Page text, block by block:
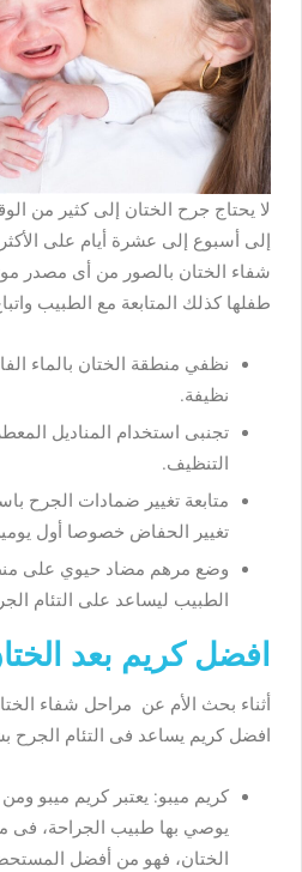
لا يحتاج جرح الختان إلى كثير من
إلى أسبوع إلى عشرة أيام على
شفاء الختان بالصور من أى مصدر
طفلها كذلك المتابعة مع الطبيب
نظفي منطقة الختان بالماء
نظيفة.
تجنبى استخدام المناديل
التنظيف.
متابعة تغيير ضمادات الجرح
تغيير الحفاض خصوصا أول
وضع مرهم مضاد حيوي على
الطبيب ليساعد على التئام
افضل كريم بعد
أثناء بحث الأم عن مراحل شفاء
افضل كريم يساعد فى التئام الجرح
كريم ميبو: يعتبر كريم ميبو
يوصي بها طبيب الجراحة، فى
الختان، فهو من أفضل